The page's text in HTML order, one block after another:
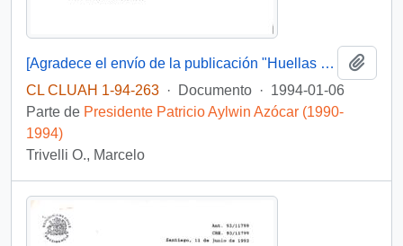
[Agradece el envío de la publicación "Huellas Literarias"]
CL CLUAH 1-94-263 · Documento · 1994-01-06
Parte de Presidente Patricio Aylwin Azócar (1990-
1994)
Trivelli O., Marcelo